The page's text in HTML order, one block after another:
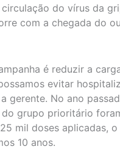
do vírus da
com a chegada do
é reduzir a
evitar
gerente. No ano
grupo prioritário
mil doses aplicadas, o
10 anos.